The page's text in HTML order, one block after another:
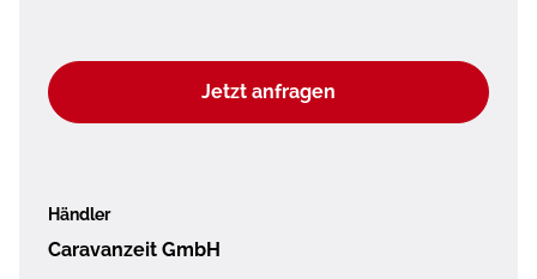
Jetzt anfragen
Händler
Caravanzeit GmbH